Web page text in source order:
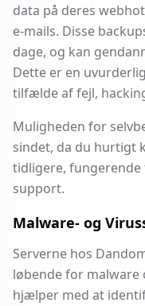
data på deres
e-mails. Disse
dage, og kan
Dette er en
tilfælde af fejl,
Muligheden for
sindet, da du hurtigt
tidligere,
support.
Malware- og
Serverne hos
løbende for malware
hjælper med at